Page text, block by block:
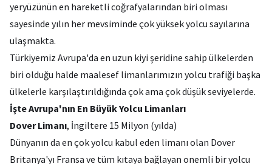
yeryüzünün en hareketli coğrafyalarından biri olması
sayesinde yılın her mevsiminde çok yüksek yolcu sayılarına
ulaşmakta.
Türkiyemiz Avrupa'da en uzun kiyi şeridine sahip ülkelerden
biri olduğu halde maalesef limanlarımızın yolcu trafiği başka
ülkelerle karşılaştırıldığında çok ama çok düşük seviyelerde.
İşte Avrupa'nın En Büyük Yolcu Limanları
Dover Limanı, İngiltere 15 Milyon (yılda)
Dünyanın da en çok yolcu kabul eden limanı olan Dover
Britanya'yı Fransa ve tüm kıtaya bağlayan onemli bir yolcu